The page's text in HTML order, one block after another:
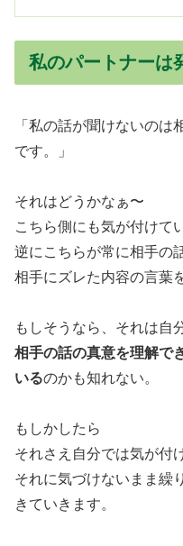
私のパートナーは
「私の話が聞けないの
です。」
それはどうかなぁ〜
こちら側にも気が付けて
逆にこちらが常に相手の
相手にズレた内容の言葉
もしそうなら、それは自
相手の話の真意を理解で
いるのかも知れない。
もしかしたら
それさえ自分では気が付
それに気づけないまま繰
きていきます。